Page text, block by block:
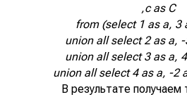
,c as C
from (select 1 as a, 3
union all select 2 as a,
union all select 3 as a,
union all select 4 as a, -2
В результате получаем